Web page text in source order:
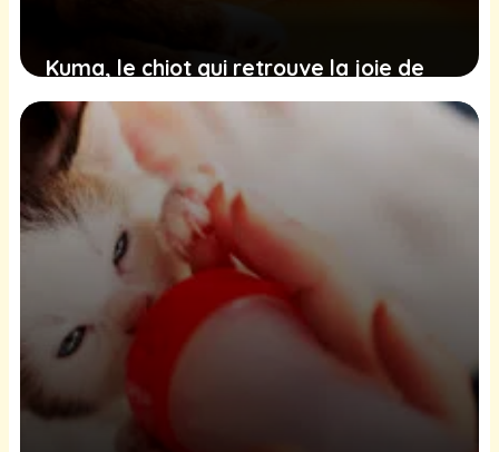
Kuma, le chiot qui retrouve la joie de
vivre après une réhabilitation réussie
de ses pattes
13 février 2025